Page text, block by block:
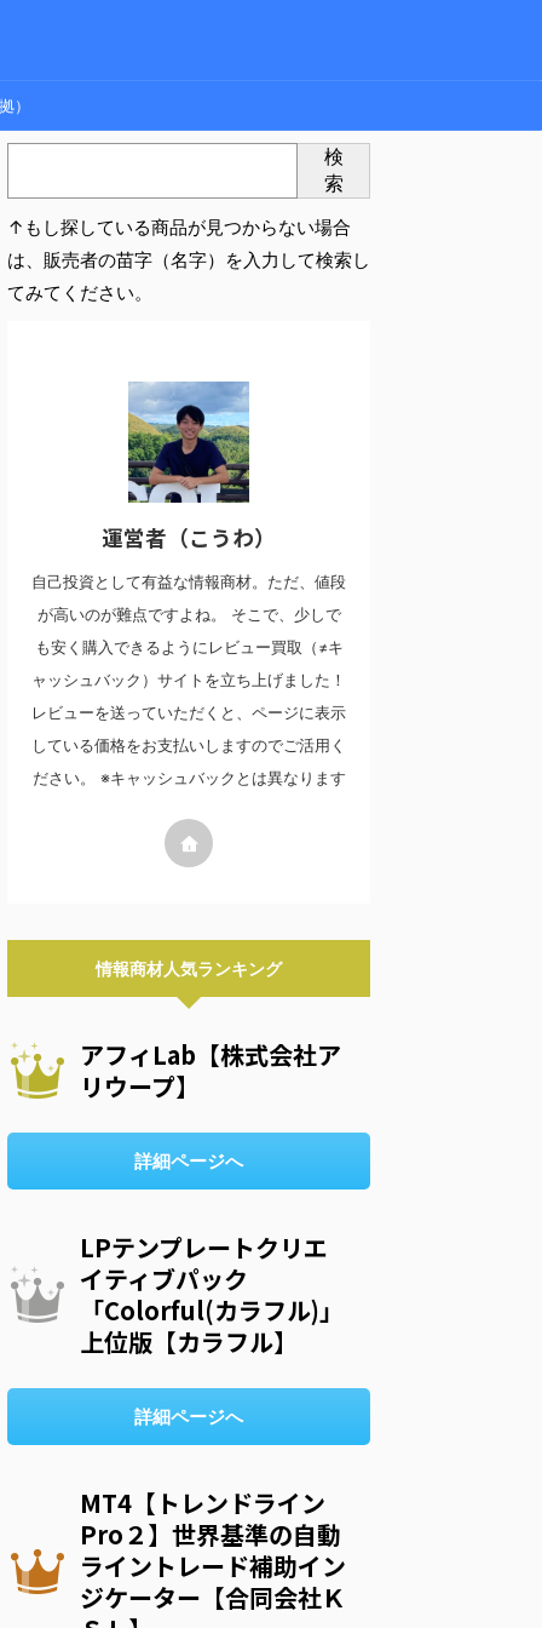
）
検
索
↑もし探している商品が見つからない場合
は、販売者の苗字（名字）を入力して検索し
てみてください。
運営者（こうわ）
自己投資として有益な情報商材。ただ、値段
が高いのが難点ですよね。 そこで、少しで
も安く購入できるようにレビュー買取（≠キ
ャッシュバック）サイトを立ち上げました！
レビューを送っていただくと、ページに表示
している価格をお支払いしますのでご活用く
ださい。 ※キャッシュバックとは異なります
情報商材人気ランキング
アフィLab【株式会社ア
リウープ】
詳細ページへ
LPテンプレートクリエ
イティブパック
「Colorful(カラフル)」
上位版【カラフル】
詳細ページへ
MT4【トレンドライン
Pro２】世界基準の自動
ライントレード補助イン
ジケーター【合同会社Ｋ